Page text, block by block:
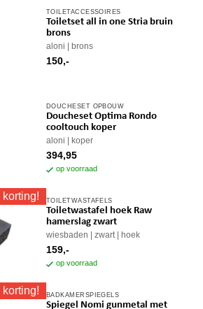
TOILETACCESSOIRES
Toiletset all in one Stria bruin
brons
aloni brons
150,-
DOUCHESET OPBOUW
Doucheset Optima Rondo
cooltouch koper
aloni koper
394,95
op voorraad
korting! TOILETWASTAFELS
Toiletwastafel hoek Raw
hamerslag zwart
wiesbaden zwart hoek
159,-
op voorraad
korting! BADKAMERSPIEGELS
Spiegel Nomi gunmetal met